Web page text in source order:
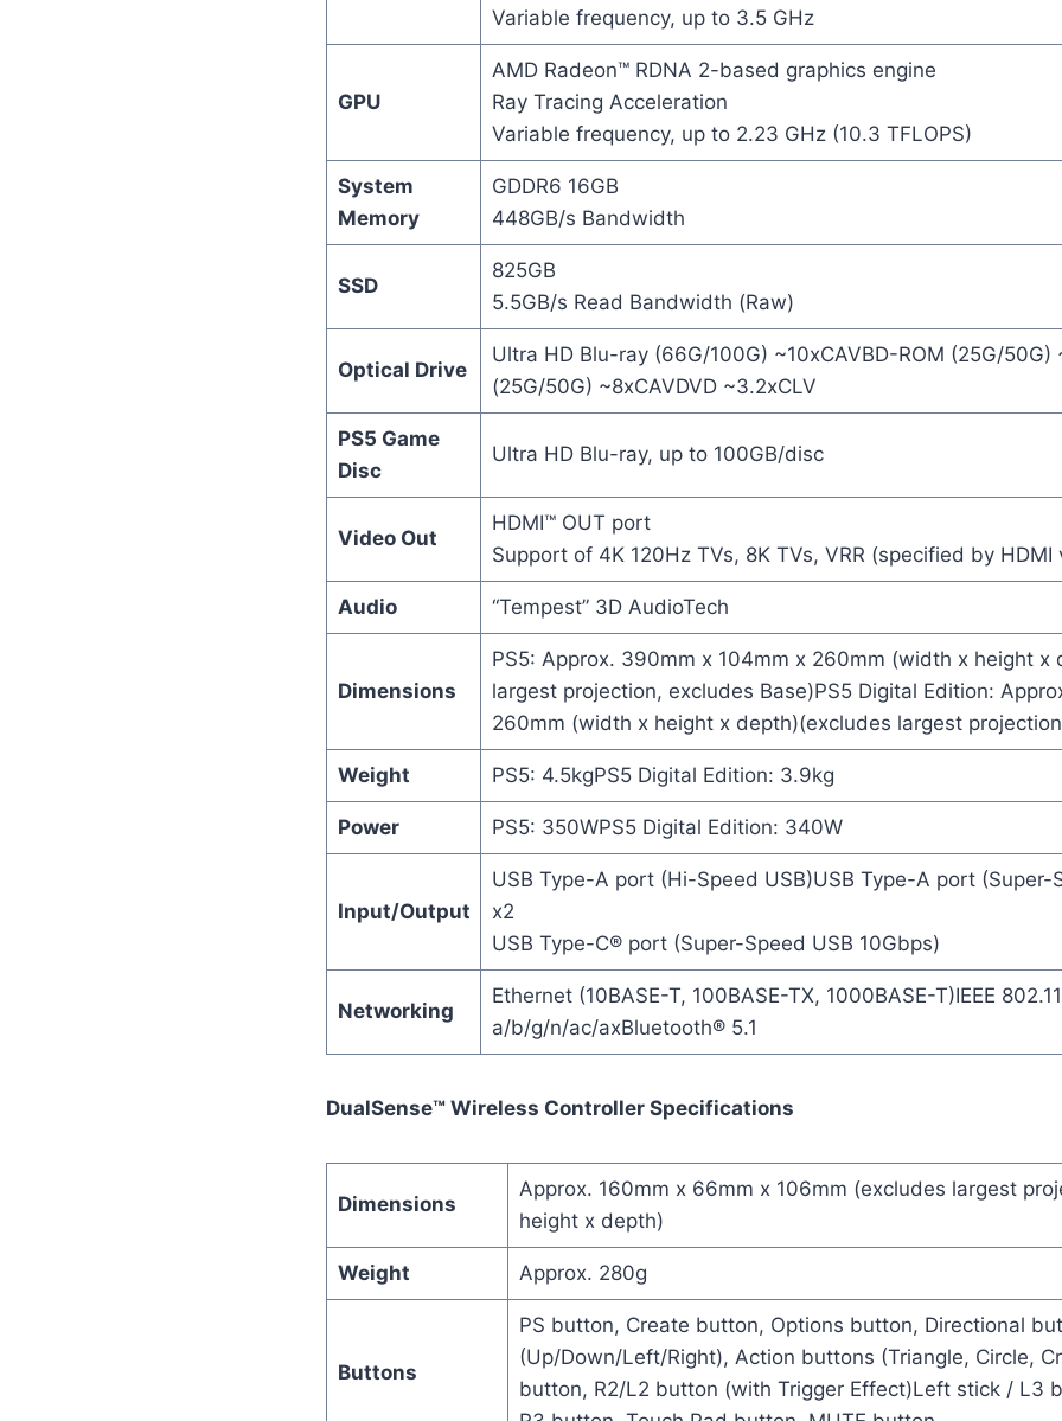
Variable frequency, up to 3.5 GHz
GPU
AMD Radeon™ RDNA 2-based graphics engine
Ray Tracing Acceleration
Variable frequency, up to 2.23 GHz (10.3 TFLOPS)
System
Memory
GDDR6 16GB
448GB/s Bandwidth
SSD
825GB
5.5GB/s Read Bandwidth (Raw)
Optical Drive
Ultra HD Blu-ray (66G/100G) ~10xCAVBD-ROM (25G/50G)
(25G/50G) ~8xCAVDVD ~3.2xCLV
PS5 Game
Disc
Ultra HD Blu-ray, up to 100GB/disc
Video Out
HDMI™ OUT port
Support of 4K 120Hz TVs, 8K TVs, VRR (specified by HDMI
Audio “Tempest” 3D AudioTech
Dimensions
PS5: Approx. 390mm x 104mm x 260mm (width x height x
largest projection, excludes Base)PS5 Digital Edition:
260mm (width x height x depth)(excludes largest
Weight PS5: 4.5kgPS5 Digital Edition: 3.9kg
Power PS5: 350WPS5 Digital Edition: 340W
Input/Output
USB Type-A port (Hi-Speed USB)USB Type-A port (Super-
x2
USB Type-C® port (Super-Speed USB 10Gbps)
Networking
Ethernet (10BASE-T, 100BASE-TX, 1000BASE-T)IEEE 802.11
a/b/g/n/ac/axBluetooth® 5.1
DualSense™ Wireless Controller Specifications
Dimensions
Approx. 160mm x 66mm x 106mm (excludes largest
height x depth)
Weight Approx. 280g
Buttons
PS button, Create button, Options button, Directional
(Up/Down/Left/Right), Action buttons (Triangle, Circle,
button, R2/L2 button (with Trigger Effect)Left stick / L3